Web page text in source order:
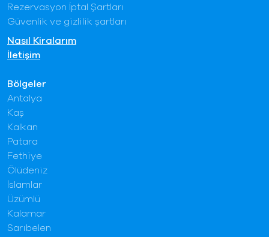
Bölgeler
Antalya
Kaş
Kalkan
Patara
Fethiye
Ölüdeniz
İslamlar
Üzümlü
Kalamar
Sarıbelen
Rezervasyon İptal Şartları
Güvenlik ve gizlilik şartları
Nasıl Kiralarım
İletişim